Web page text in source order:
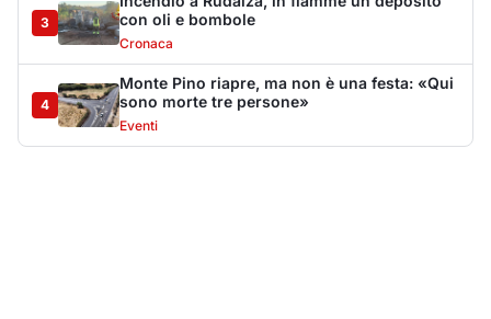
3
con oli e bombole
Cronaca
4
Monte Pino riapre, ma non è una festa: «Qui
sono morte tre persone»
Eventi